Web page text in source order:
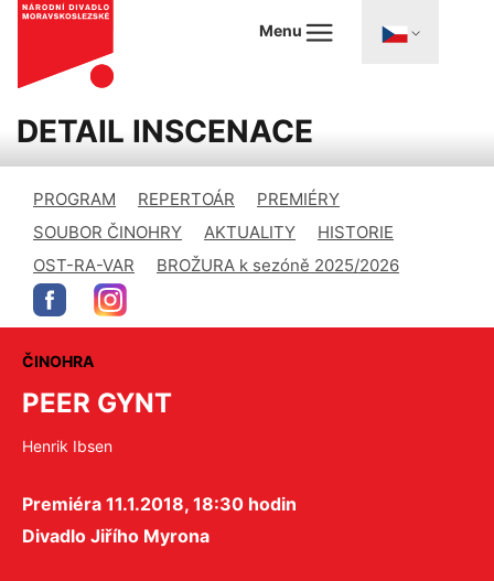
Menu
DETAIL INSCENACE
PROGRAM REPERTOÁR
PREMIÉRY
SOUBOR ČINOHRY
AKTUALITY
HISTORIE
OST-RA-VAR
BROŽURA k sezóně 2025/2026
ČINOHRA
PEER GYNT
Henrik Ibsen
Premiéra 11.1.2018, 18:30 hodin
Divadlo Jiřího Myrona